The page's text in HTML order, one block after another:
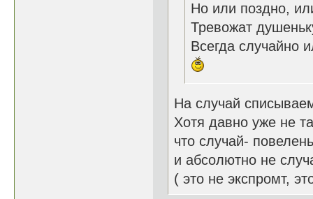
Но или поздно,
Тревожат
Всегда случайно
На случай
Хотя давно уже не
что случай-
и абсолютно не
( это не экспромт,